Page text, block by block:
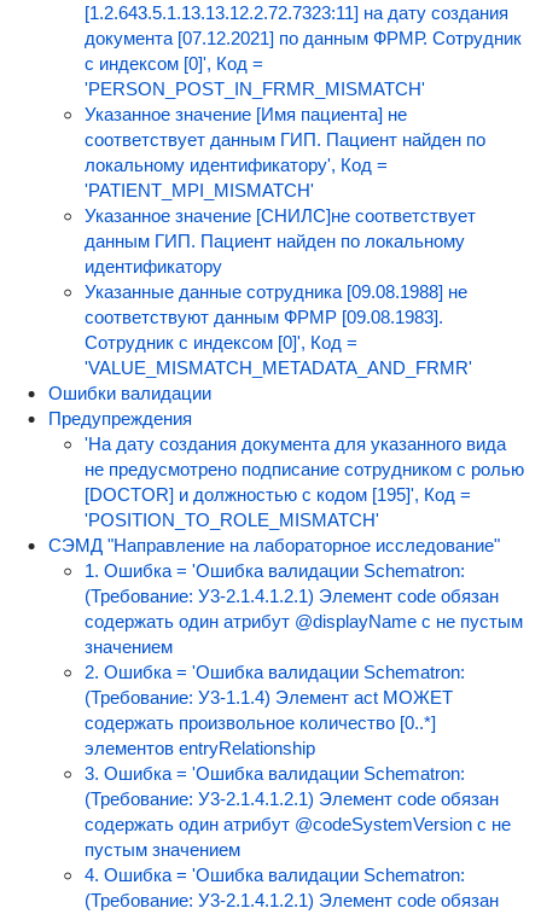
[1.2.643.5.1.13.13.12.2.72.7323:11] на дату создания
документа [07.12.2021] по данным ФРМР. Сотрудник
с индексом [0]', Код =
'PERSON_POST_IN_FRMR_MISMATCH'
Указанное значение [Имя пациента] не
соответствует данным ГИП. Пациент найден по
локальному идентификатору', Код =
'PATIENT_MPI_MISMATCH'
Указанное значение [СНИЛС]не соответствует
данным ГИП. Пациент найден по локальному
идентификатору
Указанные данные сотрудника [09.08.1988] не
соответствуют данным ФРМР [09.08.1983].
Сотрудник с индексом [0]', Код =
'VALUE_MISMATCH_METADATA_AND_FRMR'
Ошибки валидации
Предупреждения
'На дату создания документа для указанного вида
не предусмотрено подписание сотрудником с ролью
[DOCTOR] и должностью с кодом [195]', Код =
'POSITION_TO_ROLE_MISMATCH'
СЭМД "Направление на лабораторное исследование"
1. Ошибка = 'Ошибка валидации Schematron:
(Требование: У3-2.1.4.1.2.1) Элемент code обязан
содержать один атрибут @displayName с не пустым
значением
2. Ошибка = 'Ошибка валидации Schematron:
(Требование: У3-1.1.4) Элемент act МОЖЕТ
содержать произвольное количество [0..*]
элементов entryRelationship
3. Ошибка = 'Ошибка валидации Schematron:
(Требование: У3-2.1.4.1.2.1) Элемент code обязан
содержать один атрибут @codeSystemVersion с не
пустым значением
4. Ошибка = 'Ошибка валидации Schematron:
(Требование: У3-2.1.4.1.2.1) Элемент code обязан